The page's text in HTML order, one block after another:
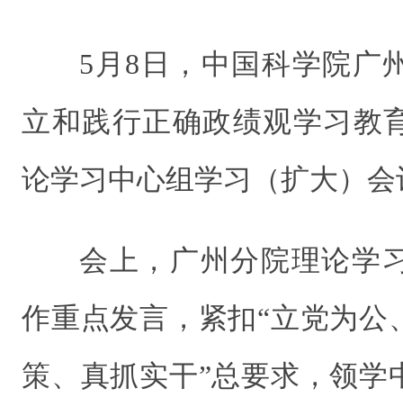
5月8日，中国科学院广
立和践行正确政绩观学习教
论学习中心组学习（扩大）会
会上，广州分院理论学
作重点发言，紧扣“立党为公
策、真抓实干”总要求，领学